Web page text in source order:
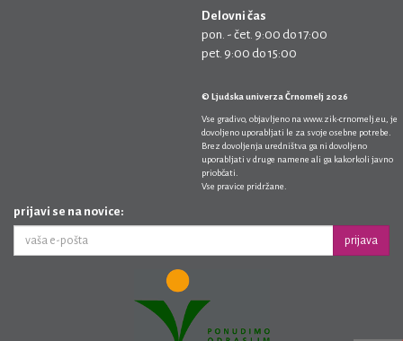
Delovni čas
pon. - čet. 9:00 do 17:00
pet. 9:00 do 15:00
© Ljudska univerza Črnomelj 2026
Vse gradivo, objavljeno na www.zik-crnomelj.eu , je
dovoljeno uporabljati le za svoje osebne potrebe.
Brez dovoljenja uredništva ga ni dovoljeno
uporabljati v druge namene ali ga kakorkoli javno
priobčati.
Vse pravice pridržane.
prijavi se na novice:
prijava